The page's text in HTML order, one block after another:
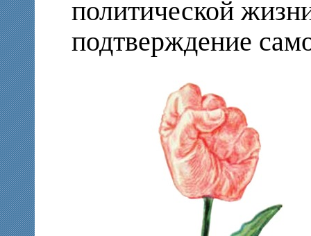
политической
подтверждение